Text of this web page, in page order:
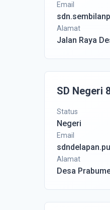
Email
Alamat
Jalan Raya
SD Negeri
Status
Negeri
Email
Alamat
Desa